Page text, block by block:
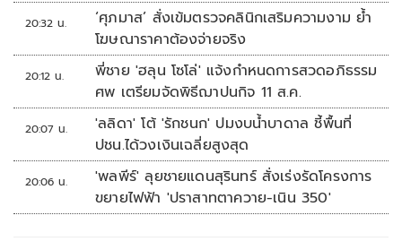
20:32 น.
‘ศุภมาส’ สั่งเข้มตรวจคลินิกเสริมความงาม ย้ำ
โฆษณาราคาต้องจ่ายจริง
20:12 น.
พี่ชาย 'ฮลุน โซโล่' แจ้งกำหนดการสวดอภิธรรม
ศพ เตรียมจัดพิธีฌาปนกิจ 11 ส.ค.
20:07 น.
'ลลิดา' โต้ 'รักชนก' ปมงบน้ำบาดาล ชี้พื้นที่
ปชน.ได้วงเงินเฉลี่ยสูงสุด
20:06 น.
'พลพีร์' ลุยชายแดนสุรินทร์ สั่งเร่งรัดโครงการ
ขยายไฟฟ้า 'ปราสาทตาควาย-เนิน 350'